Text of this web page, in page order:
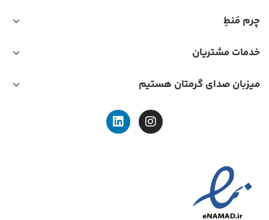
چرم مَنطِ
خدمات مشتریان
میزبان صدای گرمتان هستیم